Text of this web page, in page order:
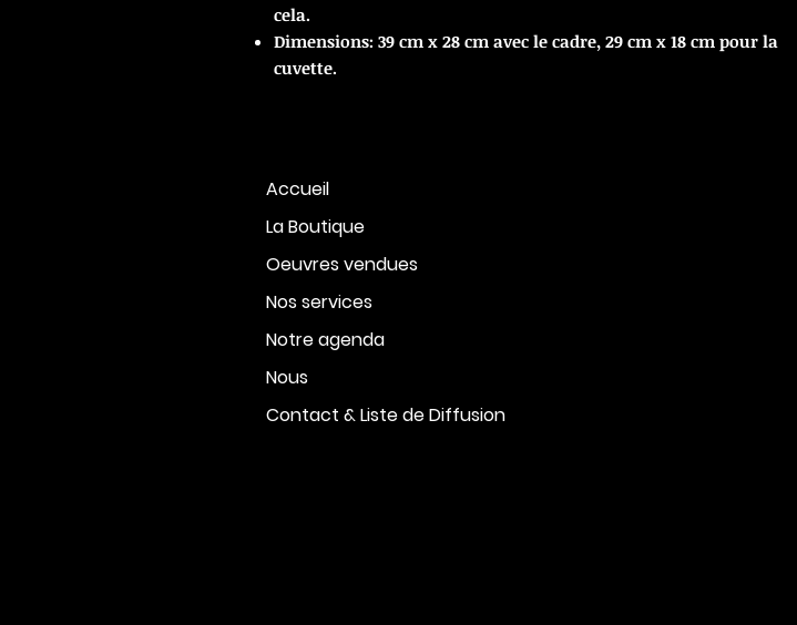
cela.
Dimensions: 39 cm x 28 cm avec le cadre, 29 cm x 18 cm pour la
cuvette.
Accueil
La Boutique
Oeuvres vendues
Nos services
Notre agenda
Nous
Contact & Liste de Diffusion